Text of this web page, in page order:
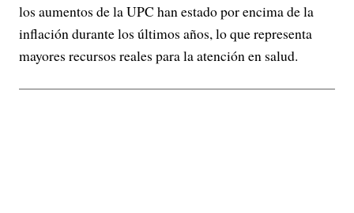
los aumentos de la UPC han estado por encima de la
inflación durante los últimos años, lo que representa
mayores recursos reales para la atención en salud.